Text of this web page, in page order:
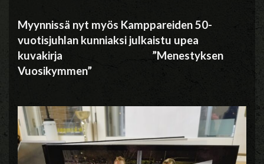
Myynnissä nyt myös Kamppareiden 50-
vuotisjuhlan kunniaksi julkaistu upea
kuvakirja ”Menestyksen
Vuosikymmen”